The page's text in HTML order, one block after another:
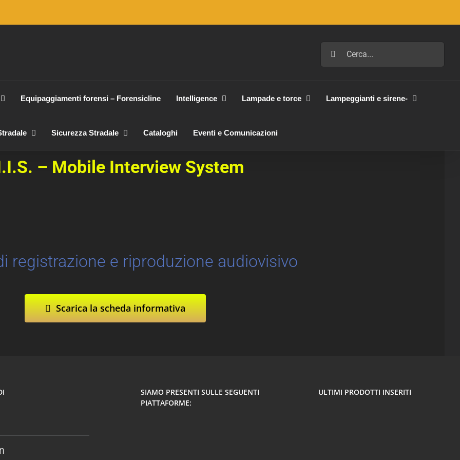
Cerca
per:
Equipaggiamenti forensi – Forensicline Intelligence Lampade e torce Lampeggianti e sirene-
Sicurezza Stradale Cataloghi Eventi e Comunicazioni
– Mobile Interview System
registrazione e riproduzione audiovisivo
Scarica la scheda informativa
SIAMO PRESENTI SULLE SEGUENTI
PIATTAFORME:
ULTIMI PRODOTTI INSERITI